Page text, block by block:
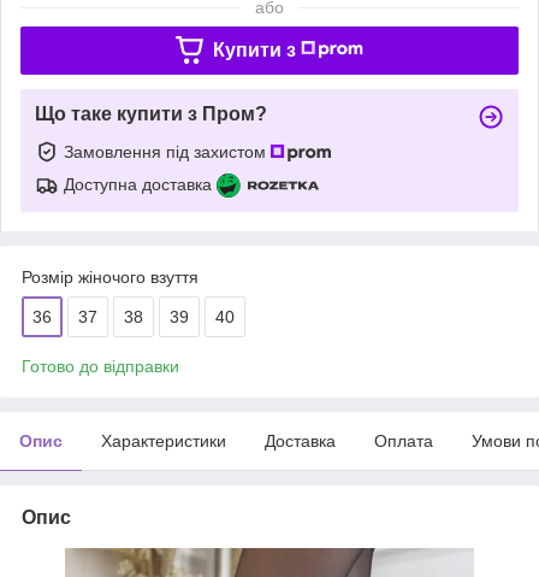
або
Купити з
Що таке купити з Пром?
Замовлення під захистом
Доступна доставка
Розмір жіночого взуття
36 37 38 39 40
Готово до відправки
Опис Характеристики Доставка Оплата Умови
Опис